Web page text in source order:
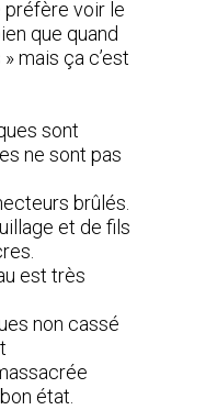
préfère voir le
que quand
mais ça c’est
sont
ne sont pas
brûlés.
et de fils
est très
non cassé
état.